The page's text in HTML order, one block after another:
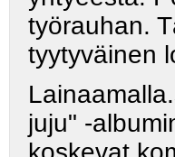
työrauhan.
tyytyväinen
juju" -